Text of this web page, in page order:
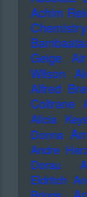
Achim
Chemistry
Geige
Air
Wilson
Alfred
Coltrane
Alicia
Donna
Andre
Dorau
Eldritch